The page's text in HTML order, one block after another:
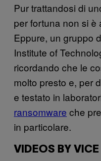
Pur trattandosi di
per fortuna non si è
Eppure, un gruppo
Institute of
ricordando che le
molto presto e, per
e testato in
ransomware che
in particolare.
VIDEOS BY VICE